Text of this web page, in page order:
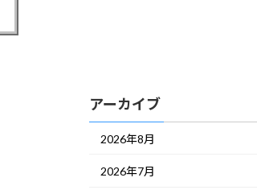
アーカイブ
2026年8月
2026年7月